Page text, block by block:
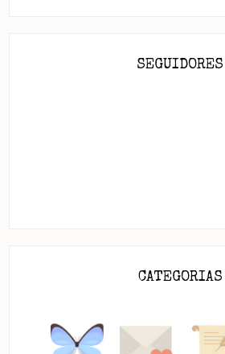
SEGUIDORES
CATEGORIAS